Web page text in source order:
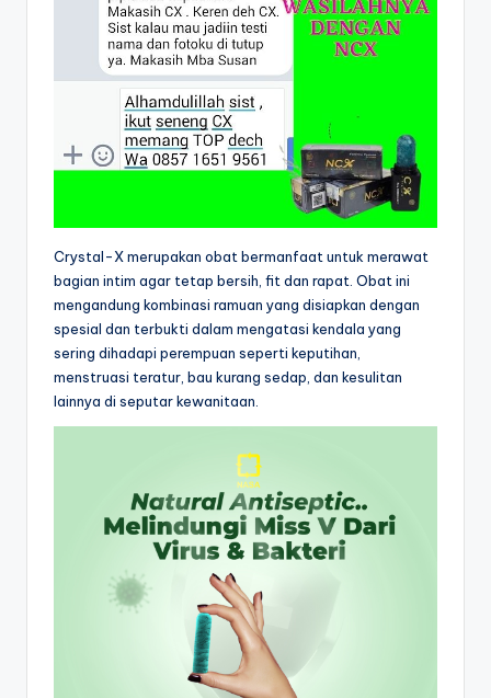
Crystal-X merupakan obat bermanfaat untuk merawat
bagian intim agar tetap bersih, fit dan rapat. Obat ini
mengandung kombinasi ramuan yang disiapkan dengan
spesial dan terbukti dalam mengatasi kendala yang
sering dihadapi perempuan seperti keputihan,
menstruasi teratur, bau kurang sedap, dan kesulitan
lainnya di seputar kewanitaan.